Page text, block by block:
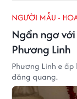
NGƯỜI MẪU -
Ngẩn ngơ
Phương Linh
Phương Linh e
đăng quang.